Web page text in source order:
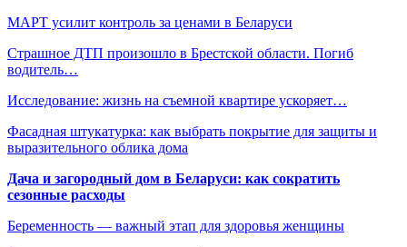
МАРТ усилит контроль за ценами в Беларуси
Страшное ДТП произошло в Брестской области. Погиб
водитель…
Исследование: жизнь на съемной квартире ускоряет…
Фасадная штукатурка: как выбрать покрытие для защиты и
выразительного облика дома
Дача и загородный дом в Беларуси: как сократить
сезонные расходы
Беременность — важный этап для здоровья женщины